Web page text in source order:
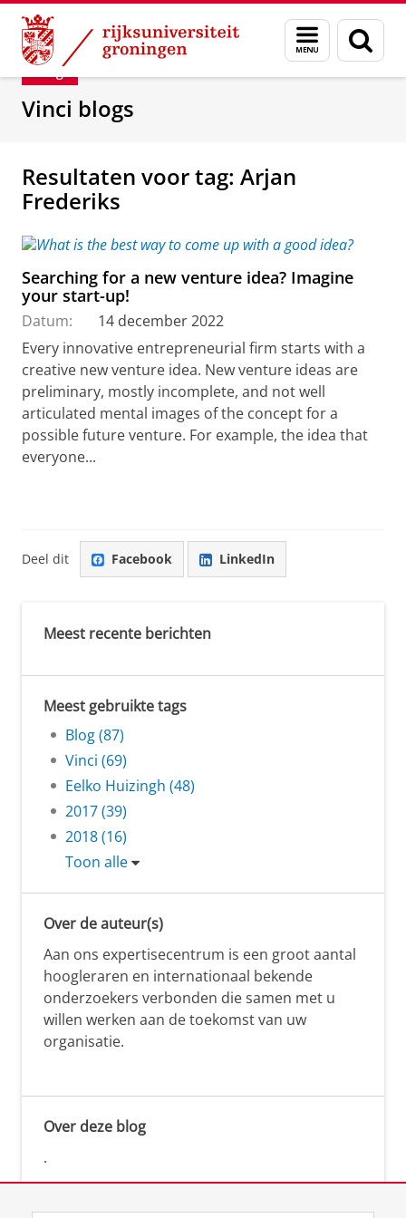
Skip
Content
Skip
Navigation
Menu
en
zoeken
Department of Innovation Management &
Blog
Vinci blogs
Resultaten voor tag: Arjan
Frederiks
Searching for a new venture idea? Imagine
your start-up!
Datum:
14 december 2022
Every innovative entrepreneurial firm starts with a
creative new venture idea. New venture ideas are
preliminary, mostly incomplete, and not well
articulated mental images of the concept for a
possible future venture. For example, the idea that
everyone...
Deel dit Facebook LinkedIn
Meest recente berichten
Meest gebruikte tags
Blog (87)
Vinci (69)
Eelko Huizingh (48)
2017 (39)
2018 (16)
Toon alle
Over de auteur(s)
Aan ons expertisecentrum is een groot aantal
hoogleraren en internationaal bekende
onderzoekers verbonden die samen met u
willen werken aan de toekomst van uw
organisatie.
Over deze blog
.